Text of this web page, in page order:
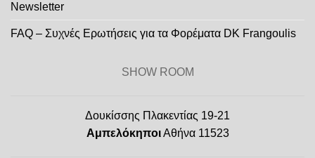
Newsletter
FAQ – Συχνές Ερωτήσεις για τα Φορέματα DK Frangoulis
SHOW ROOM
Δουκίσσης Πλακεντίας 19-21
ΑμπελόκηποιΑθήνα 11523